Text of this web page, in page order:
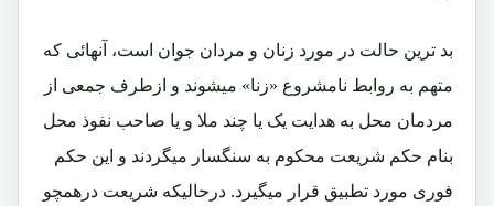
بد ترین حالت در مورد زنان و مردان جوان است، آنهائی که
متهم به روابط نامشروع «زنا» میشوند و ازطرف جمعی از
مردمان محل به هدایت یک یا چند ملا و یا صاحب نفوذ محل
بنام حکم شریعت محکوم به سنگسار میگردند و این حکم
فوری مورد تطبیق قرار میگیرد. درحالیکه شریعت درهمچو